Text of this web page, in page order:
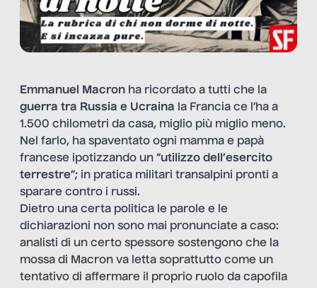
Emmanuel Macron ha ricordato a tutti che la
guerra tra Russia e Ucraina la Francia ce l’ha a
1.500 chilometri da casa, miglio più miglio meno.
Nel farlo, ha spaventato ogni mamma e papà
francese ipotizzando un “utilizzo dell’esercito
terrestre”; in pratica militari transalpini pronti a
sparare contro i russi.
Dietro una certa politica le parole e le
dichiarazioni non sono mai pronunciate a caso:
analisti di un certo spessore sostengono che la
mossa di Macron va letta soprattutto come un
tentativo di affermare il proprio ruolo da capofila